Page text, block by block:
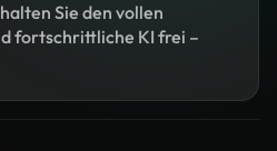
Sie den vollen
fortschrittliche KI frei –